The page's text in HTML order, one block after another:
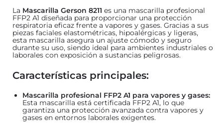
La Mascarilla Gerson 8211 es una mascarilla profesional
FFP2 A1 diseñada para proporcionar una protección
respiratoria eficaz frente a vapores y gases. Gracias a sus
piezas faciales elastométricas, hipoalérgicas y ligeras,
esta mascarilla asegura un ajuste cómodo y seguro
durante su uso, siendo ideal para ambientes industriales o
laborales con exposición a sustancias peligrosas.
Características principales:
Mascarilla profesional FFP2 A1 para vapores y gases:
Esta mascarilla está certificada FFP2 A1, lo que
garantiza una protección avanzada contra vapores y
gases en entornos laborales exigentes.